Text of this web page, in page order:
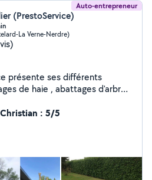
Auto-entrepreneur
(PrestoService)
La Verne-Nerdre)
présente ses différents
de haie , abattages d'arbre
de travaux .)
: 5/5